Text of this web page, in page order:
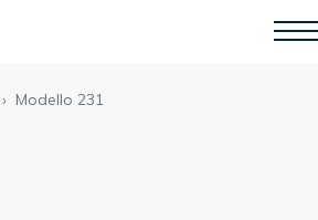
Modello 231